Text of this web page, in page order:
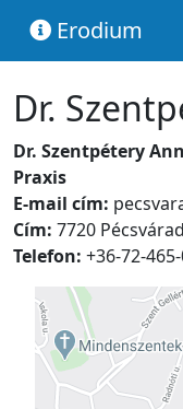
Erodium
Dr.
Dr. Szentpétery
Praxis
E-mail cím:
Cím: 7720
Telefon: +36-72-